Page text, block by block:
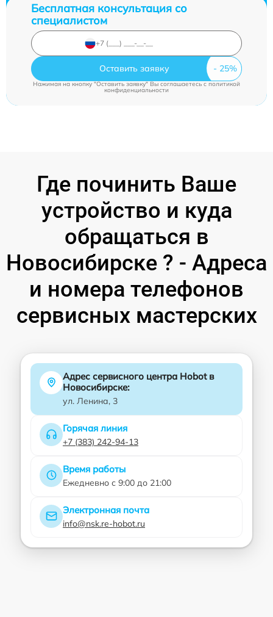
Бесплатная консультация со
специалистом
Оставить заявку
Нажимая на кнопку "Оставить заявку" Вы соглашаетесь cполитикой
конфиденциальности
Где починить Ваше
устройство и куда
обращаться в
Новосибирске ? - Адреса
и номера телефонов
сервисных мастерских
Адрес сервисного центра Hobot в
Новосибирске:
ул. Ленина, 3
Горячая линия
+7 (383) 242-94-13
Время работы
Ежедневно с 9:00 до 21:00
Электронная почта
info@nsk.re-hobot.ru